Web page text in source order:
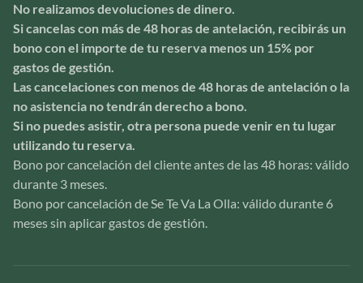
No realizamos devoluciones de dinero.
Si cancelas con más de 48 horas de antelación, recibirás un
bono con el importe de tu reserva menos un 15% por
gastos de gestión.
Las cancelaciones con menos de 48 horas de antelación o la
no asistencia no tendrán derecho a bono.
Si no puedes asistir, otra persona puede venir en tu lugar
utilizando tu reserva.
Bono por cancelación del cliente antes de las 48 horas: válido
durante 3 meses.
Bono por cancelación de Se Te Va La Olla: válido durante 6
meses sin aplicar gastos de gestión.